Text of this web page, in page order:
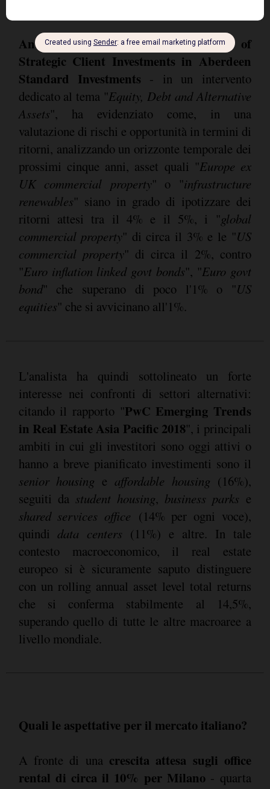
Andrew McCaffery - Global Head of
Strategic Client Investments in Aberdeen
Standard Investments - in un intervento
dedicato al tema "Equity, Debt and Alternative
Assets", ha evidenziato come, in una
valutazione di rischi e opportunità in termini di
ritorni, analizzando un orizzonte temporale dei
prossimi cinque anni, asset quali "Europe ex
UK commercial property" o "infrastructure
renewables" siano in grado di ipotizzare dei
ritorni attesi tra il 4% e il 5%, i "global
commercial property" di circa il 3% e le "US
commercial property" di circa il 2%, contro
"Euro inflation linked govt bonds", "Euro govt
bond" che superano di poco l'1% o "US
equities" che si avvicinano all'1%.
L'analista ha quindi sottolineato un forte
interesse nei confronti di settori alternativi:
citando il rapporto "PwC Emerging Trends
in Real Estate Asia Pacific 2018", i principali
ambiti in cui gli investitori sono oggi attivi o
hanno a breve pianificato investimenti sono il
senior housing e affordable housing (16%),
seguiti da student housing, business parks e
shared services office (14% per ogni voce),
quindi data centers (11%) e altre. In tale
contesto macroeconomico, il real estate
europeo si è sicuramente saputo distinguere
con un rolling annual asset level total returns
che si conferma stabilmente al 14,5%,
superando quello di tutte le altre macroaree a
livello mondiale.
Quali le aspettative per il mercato italiano?
A fronte di una crescita attesa sugli office
rental di circa il 10% per Milano- quarta